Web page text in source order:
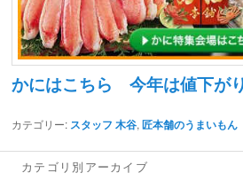
かにはこちら 今年は値下が
カテゴリー: スタッフ 木谷,匠本舗のうまいもん
カテゴリ別アーカイブ